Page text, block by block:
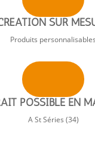
SUR
Produits personnalisables
POSSIBLE EN
A St Séries (34)